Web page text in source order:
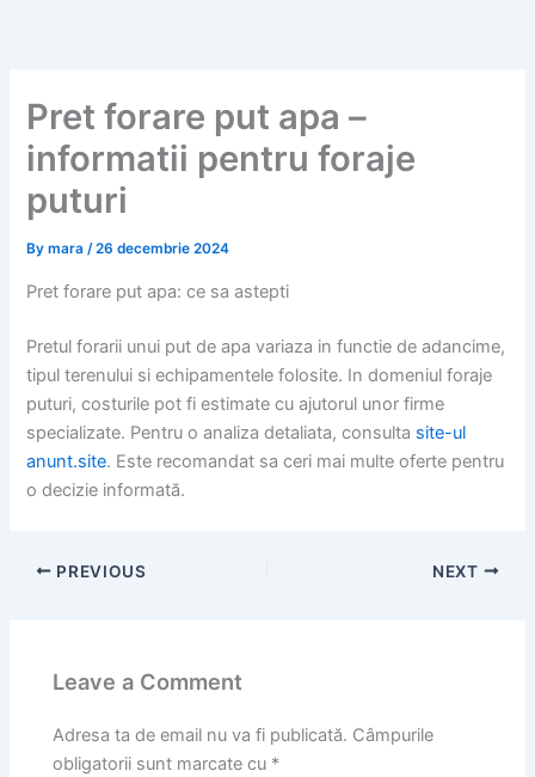
Pret forare put apa –
informatii pentru foraje
puturi
Bymara/26 decembrie 2024
Pret forare put apa: ce sa astepti
Pretul forarii unui put de apa variaza in functie de adancime,
tipul terenului si echipamentele folosite. In domeniul foraje
puturi, costurile pot fi estimate cu ajutorul unor firme
specializate. Pentru o analiza detaliata, consulta site-ul
anunt.site. Este recomandat sa ceri mai multe oferte pentru
o decizie informată.
PREVIOUS NEXT
Leave a Comment
Adresa ta de email nu va fi publicată. Câmpurile
obligatorii sunt marcate cu *